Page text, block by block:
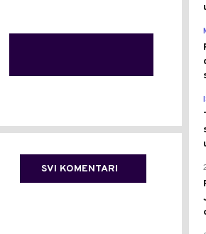
SVI KOMENTARI